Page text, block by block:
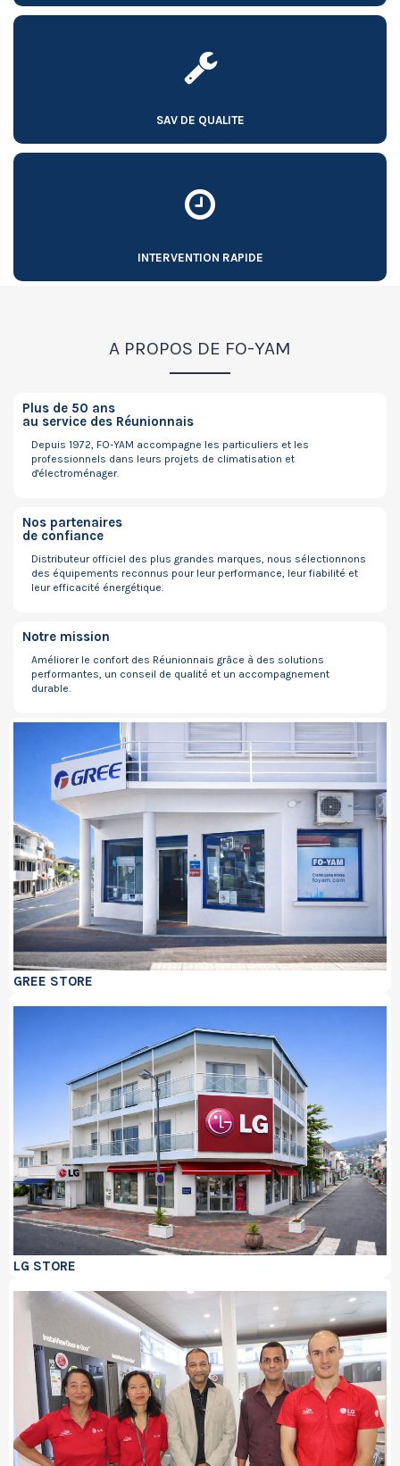
SAV DE QUALITE
INTERVENTION RAPIDE
A PROPOS DE FO-YAM
Plus de 50 ans
au service des Réunionnais
Depuis 1972, FO-YAM accompagne les particuliers et les
professionnels dans leurs projets de climatisation et
d'électroménager.
Nos partenaires
de confiance
Distributeur officiel des plus grandes marques, nous sélectionnons
des équipements reconnus pour leur performance, leur fiabilité et
leur efficacité énergétique.
Notre mission
Améliorer le confort des Réunionnais grâce à des solutions
performantes, un conseil de qualité et un accompagnement
durable.
GREE STORE
LG STORE